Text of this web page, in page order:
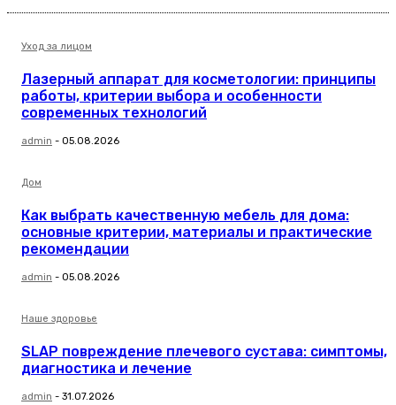
Уход за лицом
Лазерный аппарат для косметологии: принципы
работы, критерии выбора и особенности
современных технологий
admin - 05.08.2026
Дом
Как выбрать качественную мебель для дома:
основные критерии, материалы и практические
рекомендации
admin - 05.08.2026
Наше здоровье
SLAP повреждение плечевого сустава: симптомы,
диагностика и лечение
admin - 31.07.2026